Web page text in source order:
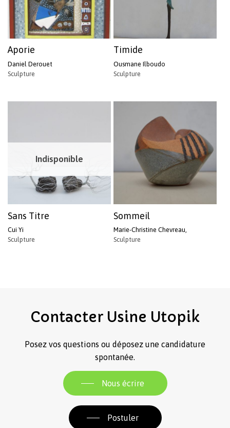
Aporie
Daniel Derouet
Sculpture
Timide
Ousmane Ilboudo
Sculpture
Indisponible
Sans Titre
Cui Yi
Sculpture
Sommeil
Marie-Christine Chevreau,
Sculpture
Contacter Usine Utopik
Posez vos questions ou déposez une candidature
spontanée.
Nous écrire
Postuler